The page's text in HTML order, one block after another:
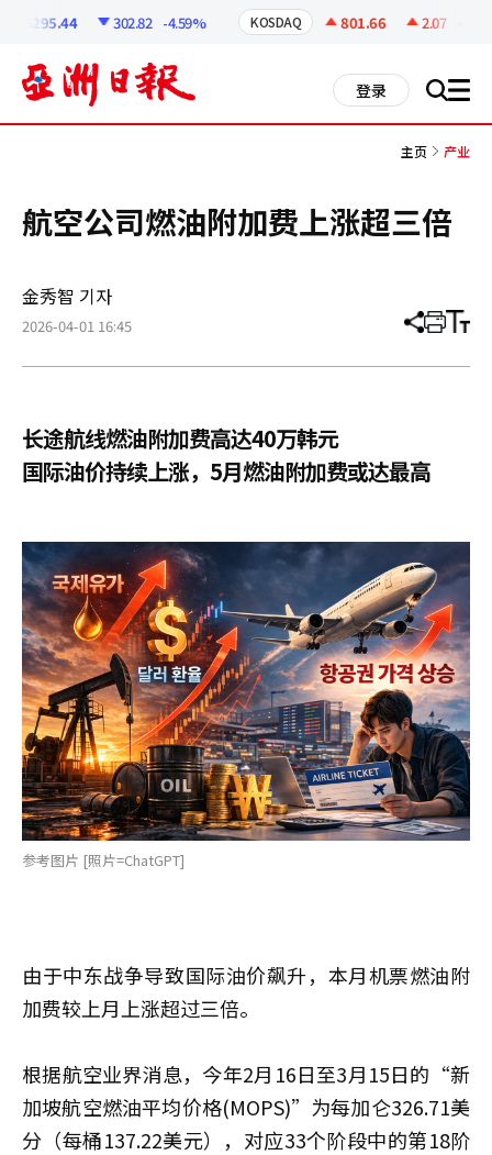
6295.44 302.82 -4.59% KOSDAQ 801.66 2.07
登录 搜 all
主页 产业
航空公司燃油附加费上涨超三倍
金秀智 기자
2026-04-01 16:45 分
章
打 调
小
长途航线燃油附加费高达40万韩元
国际油价持续上涨，5月燃油附加费或达最高
参考图片 [照片=ChatGPT]
由于中东战争导致国际油价飙升，本月机票燃油附
加费较上月上涨超过三倍。
根据航空业界消息，今年2月16日至3月15日的“新
加坡航空燃油平均价格(MOPS)”为每加仑326.71美
分（每桶137.22美元），对应33个阶段中的第18阶